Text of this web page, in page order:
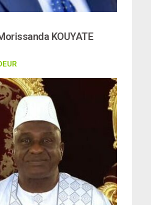
KOUYATE